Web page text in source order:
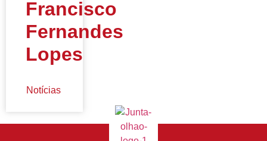
Francisco
Fernandes
Lopes
Notícias